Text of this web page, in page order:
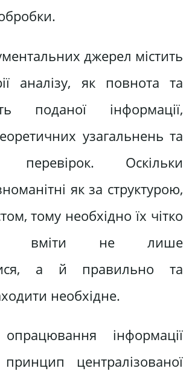
джерел містить
аналізу, як повнота та
поданої інформації,
узагальнень та
перевірок. Оскільки
як за структурою,
тому необхідно їх чітко
вміти не лише
а й правильно та
необхідне.
інформації
централізованої